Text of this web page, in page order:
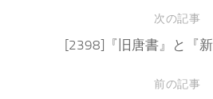
次の記事
[2398]『旧唐書』と『
前の記事